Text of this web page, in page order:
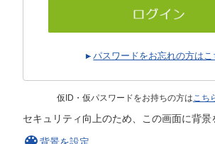
パスワードをお忘れの方はこ
仮ID・仮パスワードをお持ちの方はこち
セキュリティ向上のため、この画面に背景
背景を設定